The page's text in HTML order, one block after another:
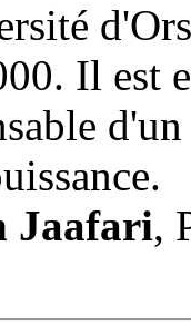
Il est
Jaafari,